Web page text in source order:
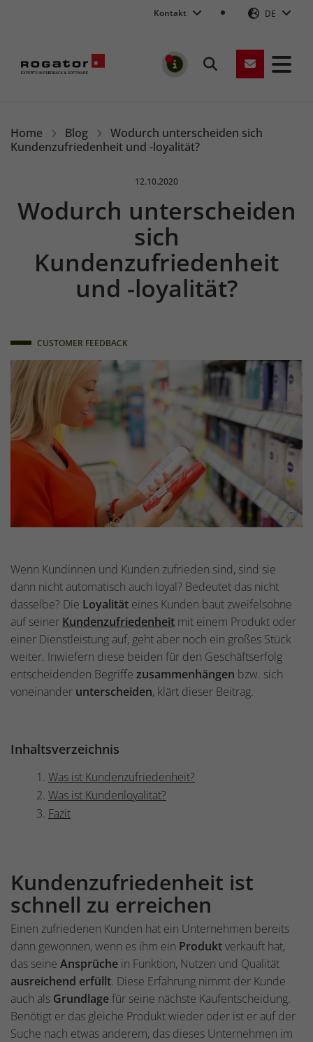
Kontakt DE
MELDUNGEN
Suchen
Home Blog
Wodurch unterscheiden sich
Kundenzufriedenheit und -loyalität?
Veröffentlicht am:
12.10.2020
Wodurch unterscheiden
sich
Kundenzufriedenheit
und -loyalität?
CUSTOMER FEEDBACK
Wenn Kundinnen und Kunden zufrieden sind, sind sie
dann nicht automatisch auch loyal? Bedeutet das nicht
dasselbe? Die Loyalität eines Kunden baut zweifelsohne
auf seiner Kundenzufriedenheit mit einem Produkt oder
einer Dienstleistung auf, geht aber noch ein großes Stück
weiter. Inwiefern diese beiden für den Geschäftserfolg
entscheidenden Begriffe zusammenhängen bzw. sich
voneinander unterscheiden, klärt dieser Beitrag.
Inhaltsverzeichnis
Was ist Kundenzufriedenheit?
Was ist Kundenloyalität?
Fazit
Kundenzufriedenheit ist
schnell zu erreichen
Einen zufriedenen Kunden hat ein Unternehmen bereits
dann gewonnen, wenn es ihm ein Produktverkauft hat,
das seine Ansprüche in Funktion, Nutzen und Qualität
ausreichend erfüllt. Diese Erfahrung nimmt der Kunde
auch als Grundlagefür seine nächste Kaufentscheidung.
Benötigt er das gleiche Produkt wieder oder ist er auf der
Suche nach etwas anderem, das dieses Unternehmen im